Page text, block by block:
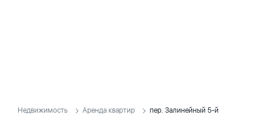
Недвижимость Аренда квартир пер. Залинейный 5-й